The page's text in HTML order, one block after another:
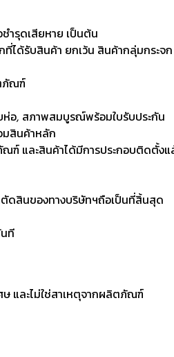
ำรุดเสียหาย เป็นต้น
ได้รับสินค้า ยกเว้น สินค้ากลุ่มกระจก
ภัณฑ์
ห่อ, สภาพสมบูรณ์พร้อมใบรับประกัน
มสินค้าหลัก
ฑ์ และสินค้าได้มีการประกอบติดตั้ง
ดสินของทางบริษัทฯถือเป็นที่สิ้นสุด
ที
ษ และไม่ใช่สาเหตุจากผลิตภัณฑ์